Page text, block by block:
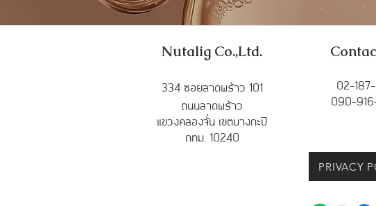
Nutalig Co.,Ltd.
334 ซอยลาดพร้าว 101
ถนนลาดพร้าว
แขวงคลองจั่น เขตบางกะปิ
กทม. 10240
02-187-
090-
PRIVACY